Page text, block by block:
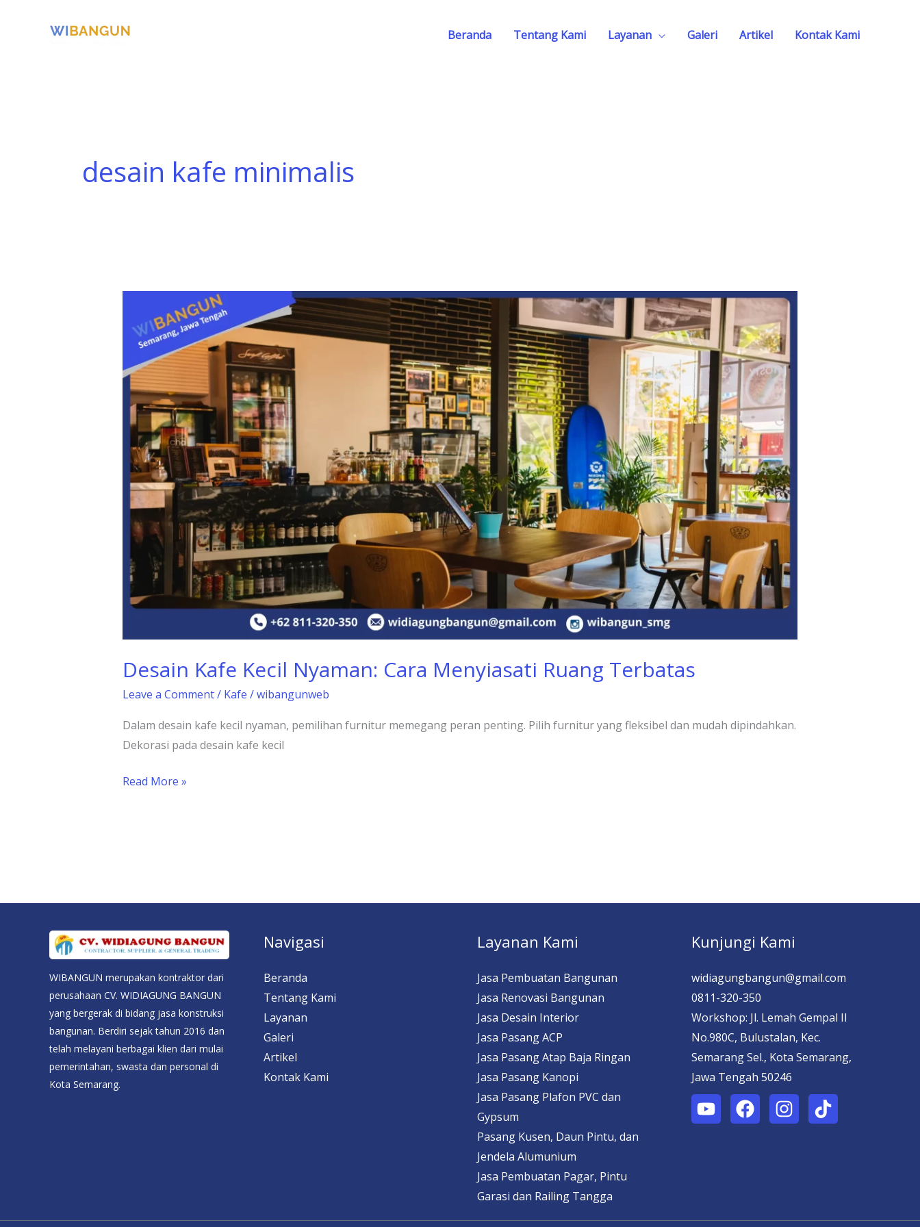
Beranda Tentang Kami Layanan Galeri Artikel Kontak Kami
desain kafe minimalis
Desain Kafe Kecil Nyaman: Cara Menyiasati Ruang Terbatas
Leave a Comment/ Kafe /wibangunweb
Dalam desain kafe kecil nyaman, pemilihan furnitur memegang peran penting. Pilih furnitur yang fleksibel dan mudah dipindahkan.
Dekorasi pada desain kafe kecil
Kafe
Kecil
Nyaman:
Cara
Menyiasati
Ruang
Terbatas
Read More »
WIBANGUN merupakan kontraktor dari
perusahaan CV. WIDIAGUNG BANGUN
yang bergerak di bidang jasa konstruksi
bangunan. Berdiri sejak tahun 2016 dan
telah melayani berbagai klien dari mulai
pemerintahan, swasta dan personal di
Kota Semarang.
Navigasi
Beranda
Tentang Kami
Layanan
Galeri
Artikel
Kontak Kami
Layanan Kami
Jasa Pembuatan Bangunan
Jasa Renovasi Bangunan
Jasa Desain Interior
Jasa Pasang ACP
Jasa Pasang Atap Baja Ringan
Jasa Pasang Kanopi
Jasa Pasang Plafon PVC dan
Gypsum
Pasang Kusen, Daun Pintu, dan
Jendela Alumunium
Jasa Pembuatan Pagar, Pintu
Garasi dan Railing Tangga
Kunjungi Kami
widiagungbangun@gmail.com
0811-320-350
Workshop: Jl. Lemah Gempal II
No.980C, Bulustalan, Kec.
Semarang Sel., Kota Semarang,
Jawa Tengah 50246